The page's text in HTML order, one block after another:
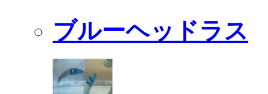
ブルーヘッドラス